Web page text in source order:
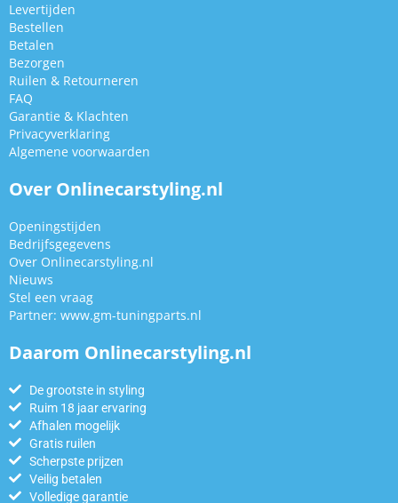
Levertijden
Bestellen
Betalen
Bezorgen
Ruilen & Retourneren
FAQ
Garantie & Klachten
Privacyverklaring
Algemene voorwaarden
Over Onlinecarstyling.nl
Openingstijden
Bedrijfsgegevens
Over Onlinecarstyling.nl
Nieuws
Stel een vraag
Partner: www.gm-tuningparts.nl
Daarom Onlinecarstyling.nl
De grootste in styling
Ruim 18 jaar ervaring
Afhalen mogelijk
Gratis ruilen
Scherpste prijzen
Veilig betalen
Volledige garantie